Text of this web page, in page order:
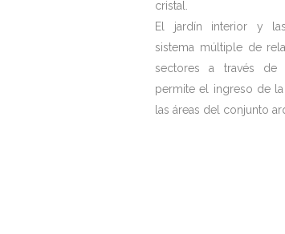
cristal.
El jardín interior y
sistema múltiple de
sectores a través de
permite el ingreso de la
las áreas del conjunto